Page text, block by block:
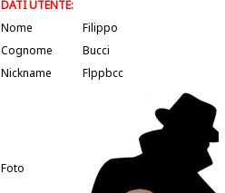
DATI UTENTE:
Nome
Filippo
Cognome
Bucci
Nickname
Flppbcc
Foto